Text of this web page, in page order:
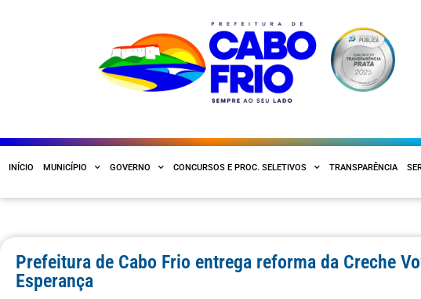
INÍCIO MUNICÍPIO GOVERNO CONCURSOS E PROC. SELETIVOS TRANSPARÊNCIA
Prefeitura de Cabo Frio entrega reforma da Creche
Esperança